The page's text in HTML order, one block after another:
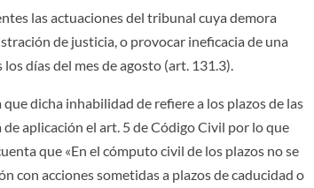
las actuaciones del tribunal cuya demora
de justicia, o provocar ineficacia de una
días del mes de agosto (art. 131.3).
dicha inhabilidad de refiere a los plazos de las
aplicación el art. 5 de Código Civil por lo que
que «En el cómputo civil de los plazos no se
con acciones sometidas a plazos de caducidad o